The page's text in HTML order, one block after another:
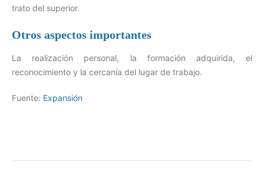
trato del superior.
Otros aspectos importantes
La realización personal, la formación adquirida, el
reconocimiento y la cercanía del lugar de trabajo.
Fuente: Expansión